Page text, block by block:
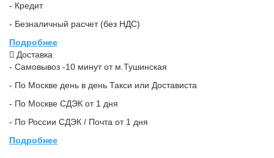
- Кредит
- Безналичный расчет (без НДС)
Подробнее
Доставка
- Самовывоз -10 минут от м.Тушинская
- По Москве день в день Такси или Достависта
- По Москве СДЭК от 1 дня
- По России СДЭК / Почта от 1 дня
Подробнее